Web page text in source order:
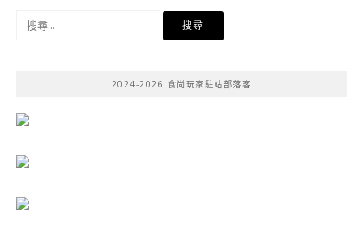
2024-2026 食尚玩家駐站部落客